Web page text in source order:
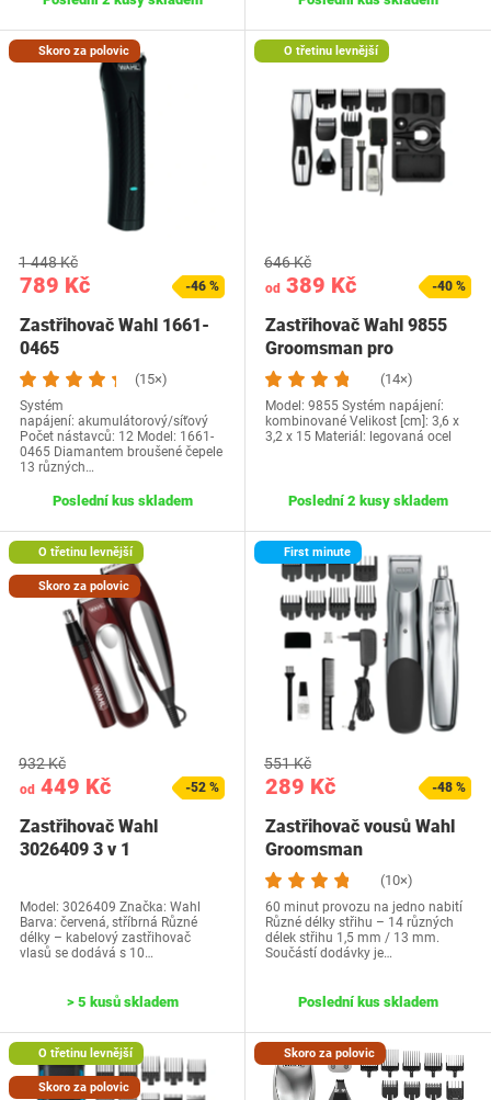
Skoro za polovic
789 Kč
1 448 Kč
-46 %
Zastřihovač Wahl 1661-
0465
(15×)
Systém
napájení: akumulátorový/síťový
Počet nástavců: 12 Model: 1661-
0465 Diamantem broušené čepele
13 různých…
Poslední kus skladem
O třetinu levnější
od 389 Kč
646 Kč
-40 %
Zastřihovač Wahl 9855
Groomsman pro
(14×)
Model: 9855 Systém napájení:
kombinované Velikost [cm]: 3,6 x
3,2 x 15 Materiál: legovaná ocel
Poslední 2 kusy skladem
O třetinu levnější
Skoro za polovic
od 449 Kč
932 Kč
-52 %
Zastřihovač Wahl
3026409 3 v 1
Model: 3026409 Značka: Wahl
Barva: červená, stříbrná Různé
délky – kabelový zastřihovač
vlasů se dodává s 10…
> 5 kusů skladem
First minute
289 Kč
551 Kč
-48 %
Zastřihovač vousů Wahl
Groomsman
(10×)
60 minut provozu na jedno nabití
Různé délky střihu – 14 různých
délek střihu 1,5 mm / 13 mm.
Součástí dodávky je…
Poslední kus skladem
O třetinu levnější
Skoro za polovic
Skoro za polovic